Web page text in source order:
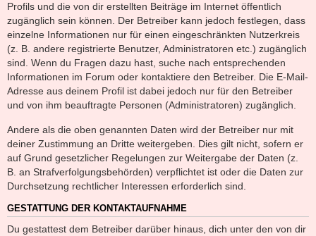
Profils und die von dir erstellten Beiträge im Internet öffentlich
zugänglich sein können. Der Betreiber kann jedoch festlegen, dass
einzelne Informationen nur für einen eingeschränkten Nutzerkreis
(z. B. andere registrierte Benutzer, Administratoren etc.) zugänglich
sind. Wenn du Fragen dazu hast, suche nach entsprechenden
Informationen im Forum oder kontaktiere den Betreiber. Die E-Mail-
Adresse aus deinem Profil ist dabei jedoch nur für den Betreiber
und von ihm beauftragte Personen (Administratoren) zugänglich.
Andere als die oben genannten Daten wird der Betreiber nur mit
deiner Zustimmung an Dritte weitergeben. Dies gilt nicht, sofern er
auf Grund gesetzlicher Regelungen zur Weitergabe der Daten (z.
B. an Strafverfolgungsbehörden) verpflichtet ist oder die Daten zur
Durchsetzung rechtlicher Interessen erforderlich sind.
GESTATTUNG DER KONTAKTAUFNAHME
Du gestattest dem Betreiber darüber hinaus, dich unter den von dir